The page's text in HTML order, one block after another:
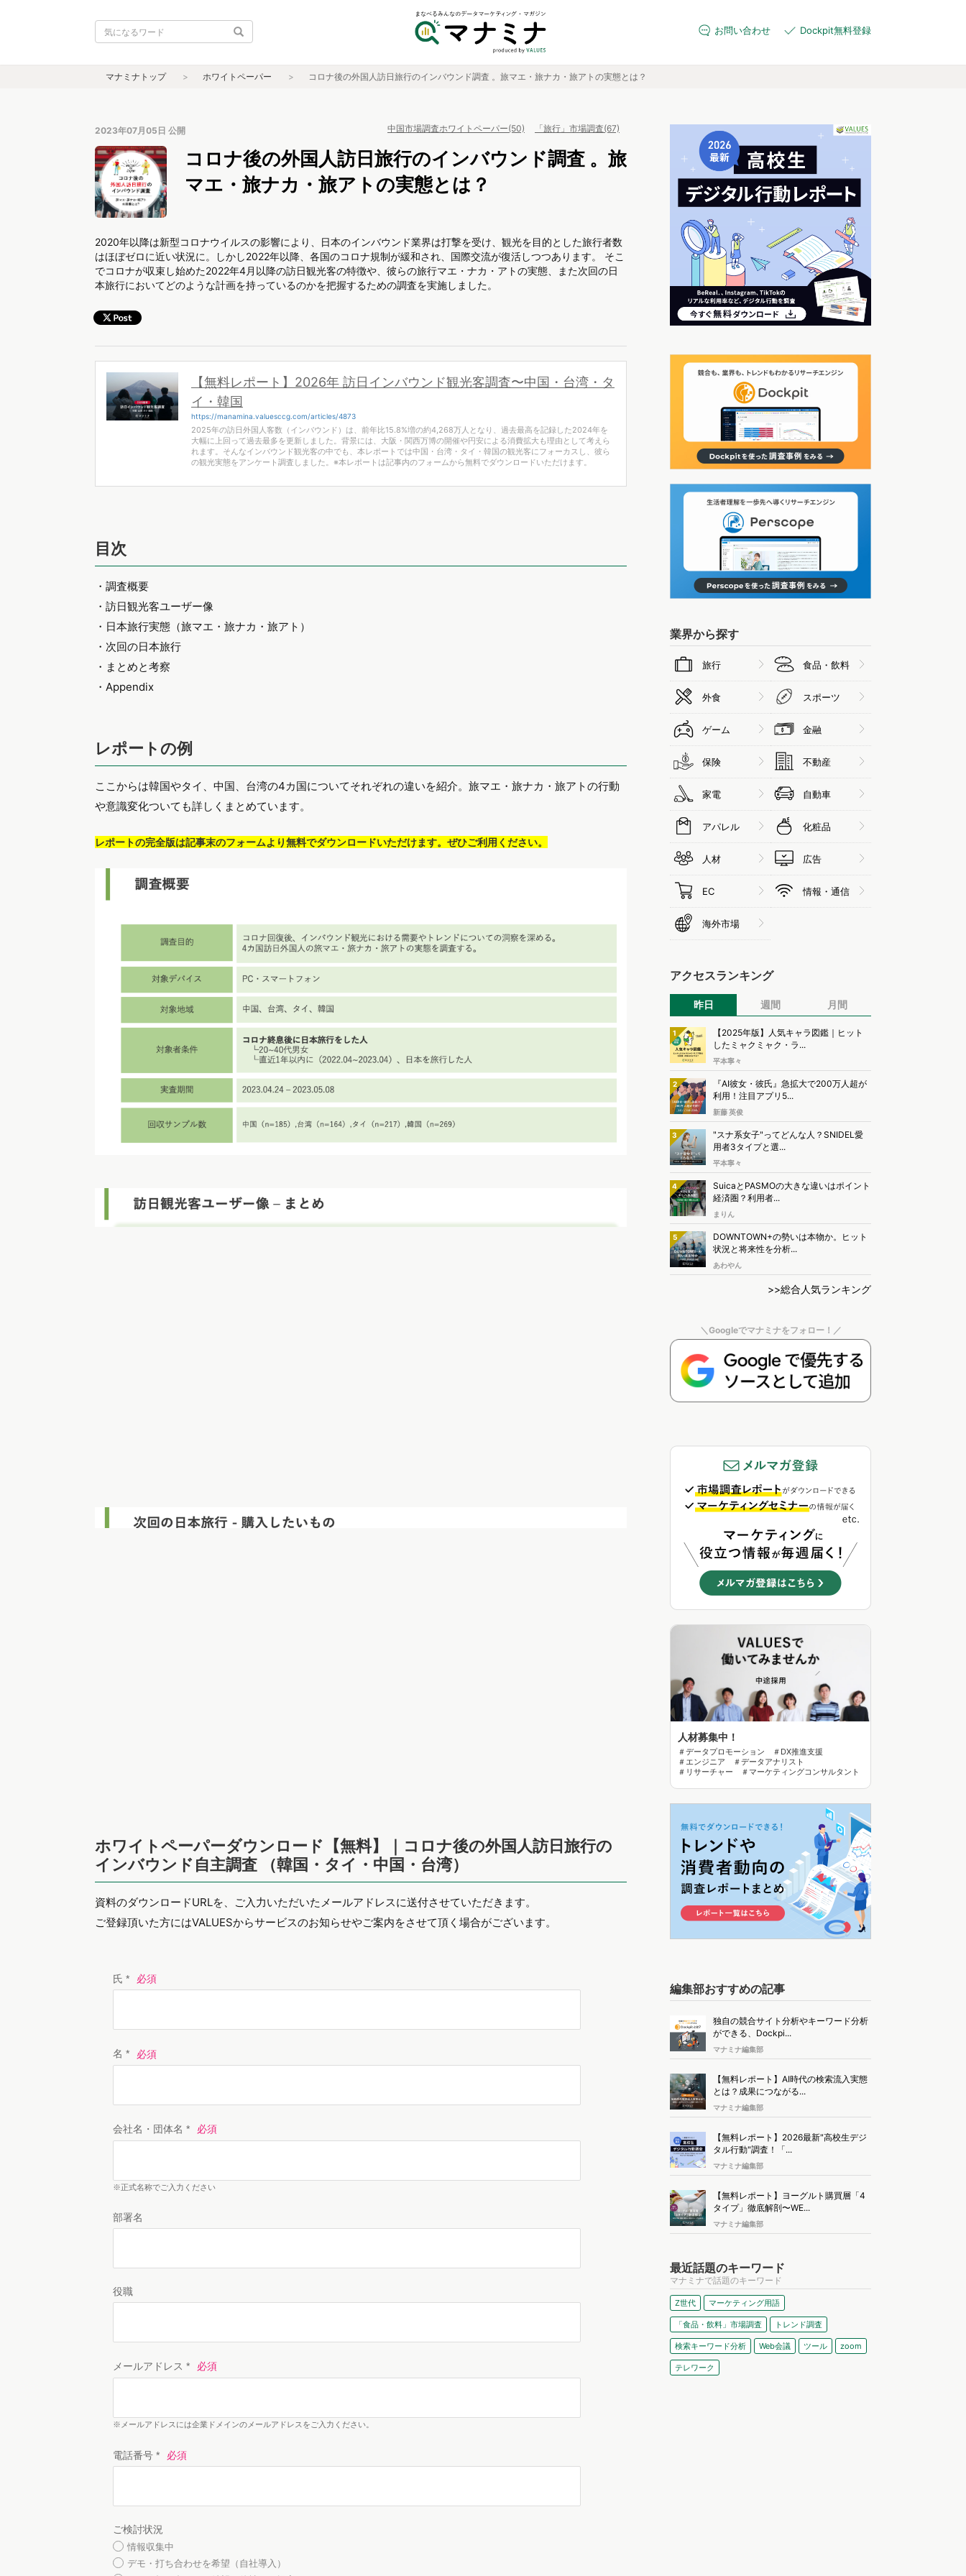
お問い合わせ Dockpit無料登録
マナミナトップ ホワイトペーパー コロナ後の外国人訪日旅行のインバウンド調査 。旅マエ・旅ナカ・旅アトの実態とは？
2023年07月05日 公開 中国市場調査ホワイトペーパー(50) 「旅行」市場調査(67)
コロナ後の外国人訪日旅行のインバウンド調査 。旅
マエ・旅ナカ・旅アトの実態とは？
2020年以降は新型コロナウイルスの影響により、日本のインバウンド業界は打撃を受け、観光を目的とした旅行者数
はほぼゼロに近い状況に。しかし2022年以降、各国のコロナ規制が緩和され、国際交流が復活しつつあります。 そこ
でコロナが収束し始めた2022年4月以降の訪日観光客の特徴や、彼らの旅行マエ・ナカ・アトの実態、また次回の日
本旅行においてどのような計画を持っているのかを把握するための調査を実施しました。
【無料レポート】2026年 訪日インバウンド観光客調査〜中国・台湾・タ
イ・韓国
https://manamina.valuesccg.com/articles/4873
2025年の訪日外国人客数（インバウンド）は、前年比15.8%増の約4,268万人となり、過去最高を記録した2024年を
大幅に上回って過去最多を更新しました。背景には、大阪・関西万博の開催や円安による消費拡大も理由として考えら
れます。そんなインバウンド観光客の中でも、本レポートでは中国・台湾・タイ・韓国の観光客にフォーカスし、彼ら
の観光実態をアンケート調査しました。※本レポートは記事内のフォームから無料でダウンロードいただけます。
目次
・調査概要
・訪日観光客ユーザー像
・日本旅行実態（旅マエ・旅ナカ・旅アト）
・次回の日本旅行
・まとめと考察
・Appendix
レポートの例
ここからは韓国やタイ、中国、台湾の4カ国についてそれぞれの違いを紹介。旅マエ・旅ナカ・旅アトの行動
や意識変化ついても詳しくまとめています。
レポートの完全版は記事末のフォームより無料でダウンロードいただけます。ぜひご利用ください。
ホワイトペーパーダウンロード【無料】｜コロナ後の外国人訪日旅行の
インバウンド自主調査 （韓国・タイ・中国・台湾）
資料のダウンロードURLを、ご入力いただいたメールアドレスに送付させていただきます。
ご登録頂いた方にはVALUESからサービスのお知らせやご案内をさせて頂く場合がございます。
業界から探す
旅行 食品・飲料
外食 スポーツ
ゲーム 金融
保険 不動産
家電 自動車
アパレル 化粧品
人材 広告
EC 情報・通信
海外市場
アクセスランキング
昨日 週間 月間
1
【2025年版】人気キャラ図鑑｜ヒット
したミャクミャク・ラ...
平本寧々
2
『AI彼女・彼氏』急拡大で200万人超が
利用！注目アプリ5...
新藤 英俊
3
"スナ系女子"ってどんな人？SNIDEL愛
用者3タイプと選...
平本寧々
4
SuicaとPASMOの大きな違いはポイント
経済圏？利用者...
まりん
5
DOWNTOWN+の勢いは本物か。ヒット
状況と将来性を分析...
あわやん
>>総合人気ランキング
＼Googleでマナミナをフォロー！／
人材募集中！
＃データプロモーション ＃DX推進支援
＃エンジニア ＃データアナリスト
＃リサーチャー ＃マーケティングコンサルタント
編集部おすすめの記事
独自の競合サイト分析やキーワード分析
ができる、Dockpi...
マナミナ編集部
【無料レポート】AI時代の検索流入実態
とは？成果につながる...
マナミナ編集部
【無料レポート】2026最新"高校生デジ
タル行動"調査！「...
マナミナ編集部
【無料レポート】ヨーグルト購買層「4
タイプ」徹底解剖〜WE...
マナミナ編集部
最近話題のキーワード
マナミナで話題のキーワード
Z世代 マーケティング用語
「食品・飲料」市場調査 トレンド調査
検索キーワード分析 Web会議 ツール zoom
テレワーク